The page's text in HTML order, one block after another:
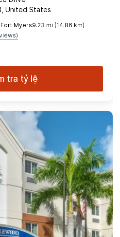
United States
Myers9.23 mi (14.86 km)
tra tỷ lệ